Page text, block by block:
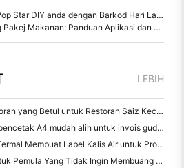
Star DIY anda dengan Barkod Hari Lahir
Makanan: Panduan Aplikasi dan Pelaksanaan
LEBIH
Cara Memilih Perisian Restoran yang Betul untuk Restoran Saiz Kecil atau Pertengahan Anda
Adakah anda memerlukan pencetak A4 mudah alih untuk invois gudang? Apa yang sebenarnya berfungsi
Bolehkah Pencetak Label Termal Membuat Label Kalis Air untuk Produk Perniagaan Kecil?
Kamera Segera Terbaik Untuk Pemula Yang Tidak Ingin Membuang Kertas